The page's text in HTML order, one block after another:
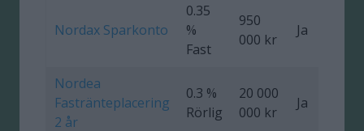
Nordax Sparkonto
0.35
%
Fast
950
000 kr
Ja
Nordea
Fastränteplacering
2 år
0.3 %
Rörlig
20 000
000 kr
Ja